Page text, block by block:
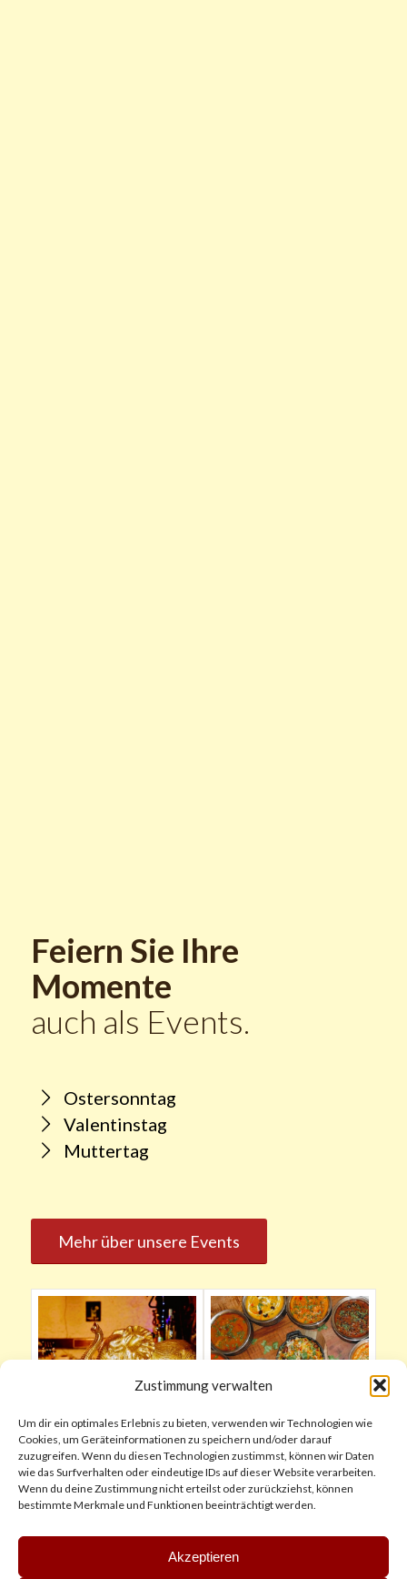
Zustimmung verwalten
Um dir ein optimales Erlebnis zu bieten, verwenden wir Technologien wie
Cookies, um Geräteinformationen zu speichern und/oder darauf
zuzugreifen. Wenn du diesen Technologien zustimmst, können wir Daten
wie das Surfverhalten oder eindeutige IDs auf dieser Website verarbeiten.
Wenn du deine Zustimmung nicht erteilst oder zurückziehst, können
bestimmte Merkmale und Funktionen beeinträchtigt werden.
Akzeptieren
Feiern Sie Ihre
Momente
auch als Events.
Ostersonntag
Valentinstag
Muttertag
Mehr über unsere Events